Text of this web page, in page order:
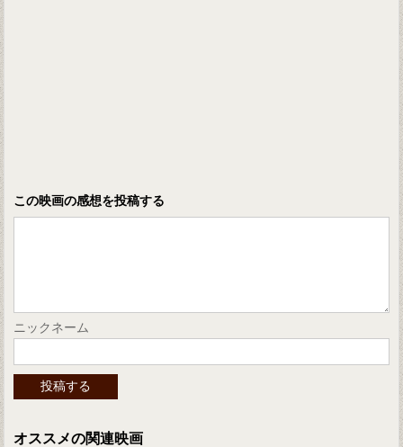
この映画の感想を投稿する
ニックネーム
オススメの関連映画